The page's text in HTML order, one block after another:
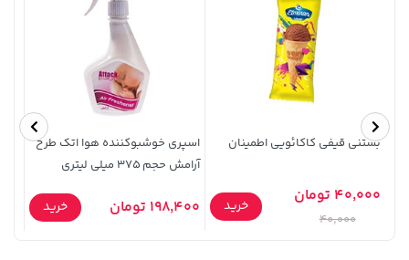
104,880,000 تومان
بستنی قیفی کاکائویی اطمینان
40,000 تومان
40,000
خرید
اسپری خوشبوکننده هوا اتک طرح
آرامش حجم 375 میلی لیتری
198,400 تومان خرید